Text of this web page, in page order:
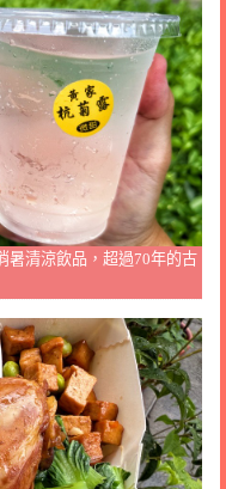
暑清涼飲品，超過70年的古